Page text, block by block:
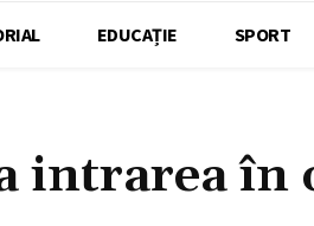
EDUCAȚIE SPORT
intrarea în